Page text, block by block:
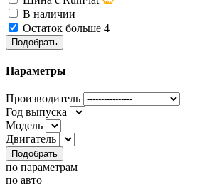
В наличии
Остаток больше 4
Подобрать
Параметры
Производитель
Год выпуска
Модель
Двигатель
Подобрать
по параметрам
по авто